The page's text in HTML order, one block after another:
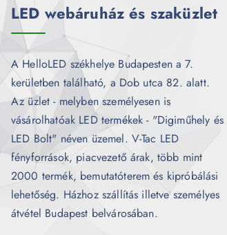
LED webáruház és szaküzlet
A HelloLED székhelye Budapesten a 7.
kerületben található, a Dob utca 82. alatt.
Az üzlet - melyben személyesen is
vásárolhatóak LED termékek - "Digiműhely és
LED Bolt" néven üzemel. V-Tac LED
fényforrások, piacvezető árak, több mint
2000 termék, bemutatóterem és kipróbálási
lehetőség. Házhoz szállítás illetve személyes
átvétel Budapest belvárosában.